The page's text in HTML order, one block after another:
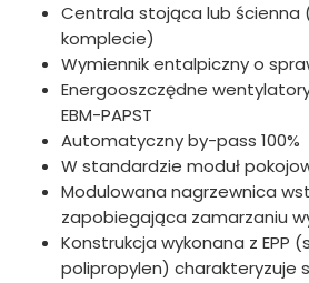
Centrala stojąca lub ścienna
komplecie)
Wymiennik entalpiczny o
Energooszczędne
EBM-PAPST
Automatyczny by-pass 100%
W standardzie moduł
Modulowana nagrzewnica
zapobiegająca zamarzaniu
Konstrukcja wykonana z EPP
polipropylen) charakteryzuje